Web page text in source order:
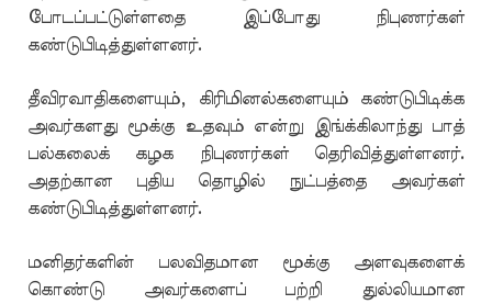
போடப்பட்டுள்ளதை இப்போது நிபுணர்கள்
கண்டுபிடித்துள்ளனர்.
தீவிரவாதிகளையும், கிரிமினல்களையும் கண்டுபிடிக்க
அவர்களது மூக்கு உதவும் என்று இங்க்கிலாந்து பாத்
பல்கலைக் கழக நிபுணர்கள் தெரிவித்துள்ளனர்.
அதற்கான புதிய தொழில் நுட்பத்தை அவர்கள்
கண்டுபிடித்துள்ளனர்.
மனிதர்களின் பலவிதமான மூக்கு அளவுகளைக்
கொண்டு அவர்களைப் பற்றி துல்லியமான